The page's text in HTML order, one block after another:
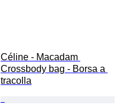
Céline - Macadam
Crossbody bag - Borsa a
tracolla